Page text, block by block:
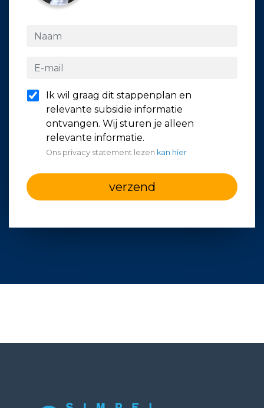
Ik wil graag dit stappenplan en
relevante subsidie informatie
ontvangen. Wij sturen je alleen
relevante informatie.
Ons privacy statement lezen kan hier
verzend